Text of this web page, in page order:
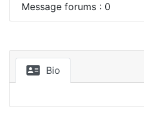
Message forums : 0
Bio